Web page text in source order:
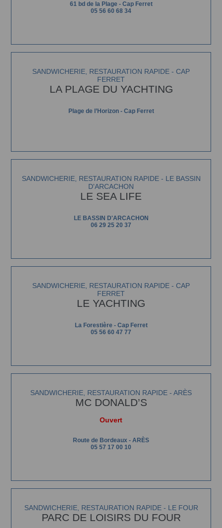
61 bd de la Plage - Cap Ferret
05 56 60 68 34
SANDWICHERIE, RESTAURATION RAPIDE - CAP
FERRET
LA PLAGE DU YACHTING
Plage de l’Horizon - Cap Ferret
SANDWICHERIE, RESTAURATION RAPIDE - LE BASSIN
D'ARCACHON
LE SEA LIFE
LE BASSIN D'ARCACHON
06 29 25 20 37
SANDWICHERIE, RESTAURATION RAPIDE - CAP
FERRET
LE YACHTING
La Forestière - Cap Ferret
05 56 60 47 77
SANDWICHERIE, RESTAURATION RAPIDE - ARÈS
MC DONALD’S
Ouvert
Route de Bordeaux - ARÈS
05 57 17 00 10
SANDWICHERIE, RESTAURATION RAPIDE - LE FOUR
PARC DE LOISIRS DU FOUR